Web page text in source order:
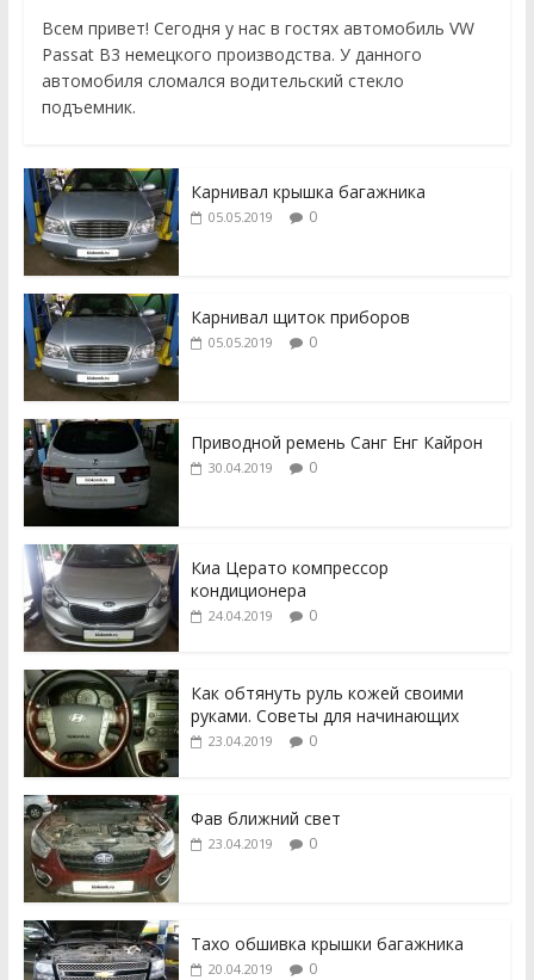
Всем привет! Сегодня у нас в гостях автомобиль VW
Passat B3 немецкого производства. У данного
автомобиля сломался водительский стекло
подъемник.
Карнивал крышка багажника
05.05.2019 0
Карнивал щиток приборов
05.05.2019 0
Приводной ремень Санг Енг Кайрон
30.04.2019 0
Киа Церато компрессор
кондиционера
24.04.2019 0
Как обтянуть руль кожей своими
руками. Советы для начинающих
23.04.2019 0
Фав ближний свет
23.04.2019 0
Тахо обшивка крышки багажника
20.04.2019 0